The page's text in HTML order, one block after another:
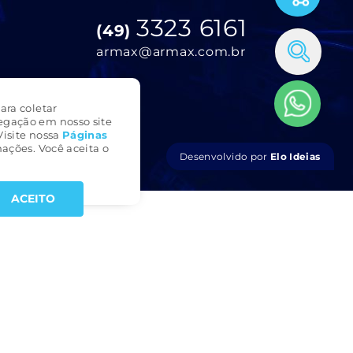
coletar
em nosso site
nossa Páginas
Você aceita o
ACEITO
(49) 3323 6161
armax@armax.com.br
Desenvolvido por Elo Ideias